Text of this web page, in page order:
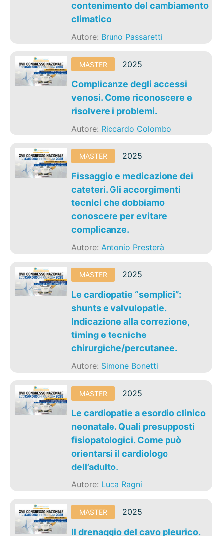
contenimento del cambiamento
climatico
Autore: Bruno Passaretti
MASTER 2025
Complicanze degli accessi
venosi. Come riconoscere e
risolvere i problemi.
Autore: Riccardo Colombo
MASTER 2025
Fissaggio e medicazione dei
cateteri. Gli accorgimenti
tecnici che dobbiamo
conoscere per evitare
complicanze.
Autore:Antonio Presterà
MASTER 2025
Le cardiopatie “semplici”:
shunts e valvulopatie.
Indicazione alla correzione,
timing e tecniche
chirurgiche/percutanee.
Autore: Simone Bonetti
MASTER 2025
Le cardiopatie a esordio clinico
neonatale. Quali presupposti
fisiopatologici. Come può
orientarsi il cardiologo
dell’adulto.
Autore: Luca Ragni
MASTER 2025
Il drenaggio del cavo pleurico.